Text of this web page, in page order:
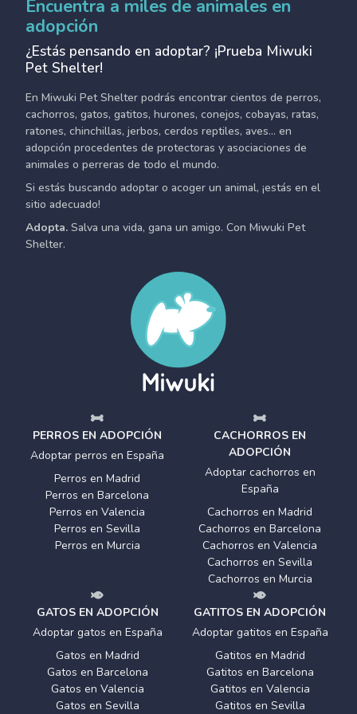
Encuentra a miles de animales en
adopción
¿Estás pensando en adoptar? ¡Prueba Miwuki
Pet Shelter!
En Miwuki Pet Shelter podrás encontrar cientos de perros,
cachorros, gatos, gatitos, hurones, conejos, cobayas, ratas,
ratones, chinchillas, jerbos, cerdos reptiles, aves... en
adopción procedentes de protectoras y asociaciones de
animales o perreras de todo el mundo.
Si estás buscando adoptar o acoger un animal, ¡estás en el
sitio adecuado!
Adopta. Salva una vida, gana un amigo. Con Miwuki Pet
Shelter.
PERROS EN ADOPCIÓN
Adoptar perros en España
Perros en Madrid
Perros en Barcelona
Perros en Valencia
Perros en Sevilla
Perros en Murcia
CACHORROS EN
ADOPCIÓN
Adoptar cachorros en
España
Cachorros en Madrid
Cachorros en Barcelona
Cachorros en Valencia
Cachorros en Sevilla
Cachorros en Murcia
GATOS EN ADOPCIÓN
Adoptar gatos en España
Gatos en Madrid
Gatos en Barcelona
Gatos en Valencia
Gatos en Sevilla
GATITOS EN ADOPCIÓN
Adoptar gatitos en España
Gatitos en Madrid
Gatitos en Barcelona
Gatitos en Valencia
Gatitos en Sevilla